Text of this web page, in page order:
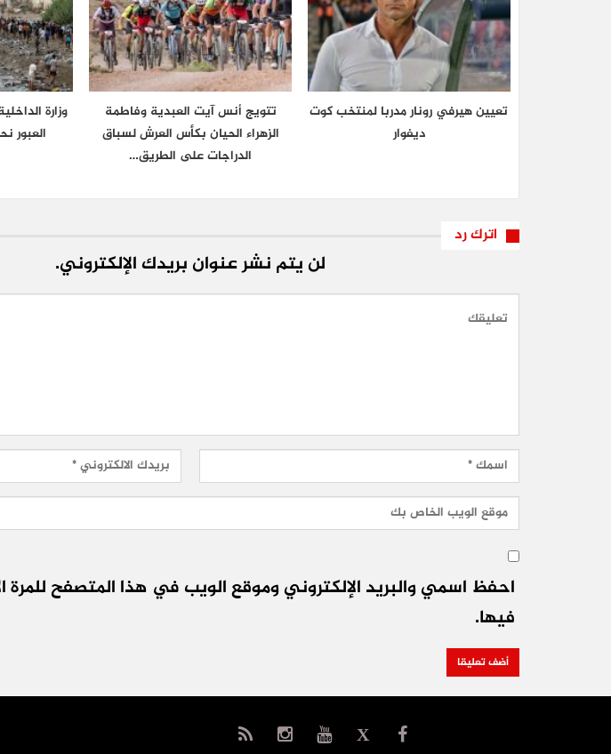
تعيين هيرفي رونار مدربا لمنتخب كوت
ديفوار
تتويج أنس آيت العبدية وفاطمة
الزهراء الحيان بكأس العرش لسباق
الدراجات على الطريق…
وزارة
العبور
اترك رد
لن يتم نشر عنوان بريدك الإلكتروني.
احفظ اسمي والبريد الإلكتروني وموقع الويب في هذا المتصفح للمرة
فيها.